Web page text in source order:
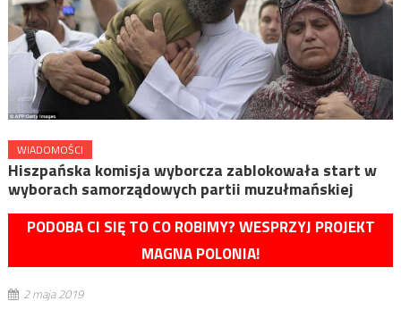
WIADOMOŚCI
Hiszpańska komisja wyborcza zablokowała start w
wyborach samorządowych partii muzułmańskiej
PODOBA CI SIĘ TO CO ROBIMY? WESPRZYJ PROJEKT
MAGNA POLONIA!
2 maja 2019